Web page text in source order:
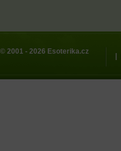
© 2001 - 2026 Esoterika.cz
|